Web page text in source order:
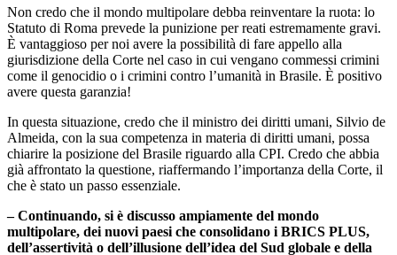
Non credo che il mondo multipolare debba reinventare la ruota: lo
Statuto di Roma prevede la punizione per reati estremamente gravi.
È vantaggioso per noi avere la possibilità di fare appello alla
giurisdizione della Corte nel caso in cui vengano commessi crimini
come il genocidio o i crimini contro l’umanità in Brasile. È positivo
avere questa garanzia!
In questa situazione, credo che il ministro dei diritti umani, Silvio de
Almeida, con la sua competenza in materia di diritti umani, possa
chiarire la posizione del Brasile riguardo alla CPI. Credo che abbia
già affrontato la questione, riaffermando l’importanza della Corte, il
che è stato un passo essenziale.
– Continuando, si è discusso ampiamente del mondo
multipolare, dei nuovi paesi che consolidano i BRICS PLUS,
dell’assertività o dell’illusione dell’idea del Sud globale e della